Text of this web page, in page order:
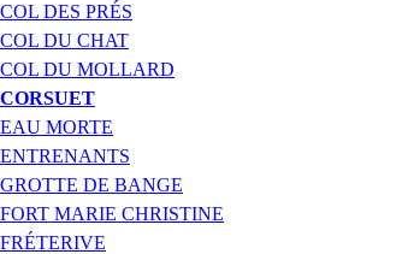
COL DES PRÉS
COL DU CHAT
COL DU MOLLARD
CORSUET
EAU MORTE
ENTRENANTS
GROTTE DE BANGE
FORT MARIE CHRISTINE
FRÉTERIVE